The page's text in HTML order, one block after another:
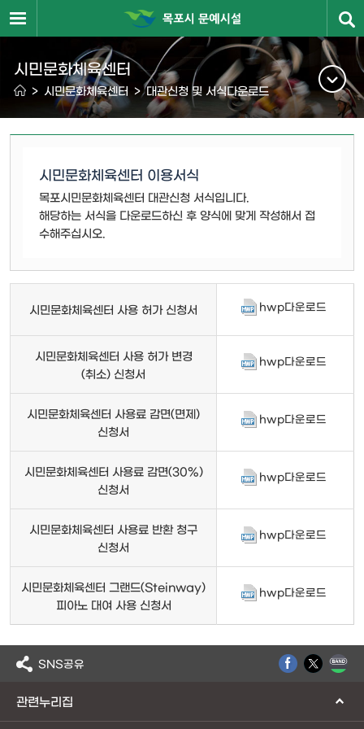
시민문화체육센터
> 시민문화체육센터 > 대관신청 및 서식다운로드
시민문화체육센터 이용서식
목포시민문화체육센터 대관신청 서식입니다.
해당하는 서식을 다운로드하신 후 양식에 맞게 작성해서 접
수해주십시오.
시민문화체육센터 사용 허가 신청서 hwp다운로드
시민문화체육센터 사용 허가 변경
(취소) 신청서
hwp다운로드
시민문화체육센터 사용료 감면(면제)
신청서
hwp다운로드
시민문화체육센터 사용료 감면(30%)
신청서
hwp다운로드
시민문화체육센터 사용료 반환 청구
신청서
hwp다운로드
시민문화체육센터 그랜드(Steinway)
피아노 대여 사용 신청서
hwp다운로드
SNS공유
관련누리집